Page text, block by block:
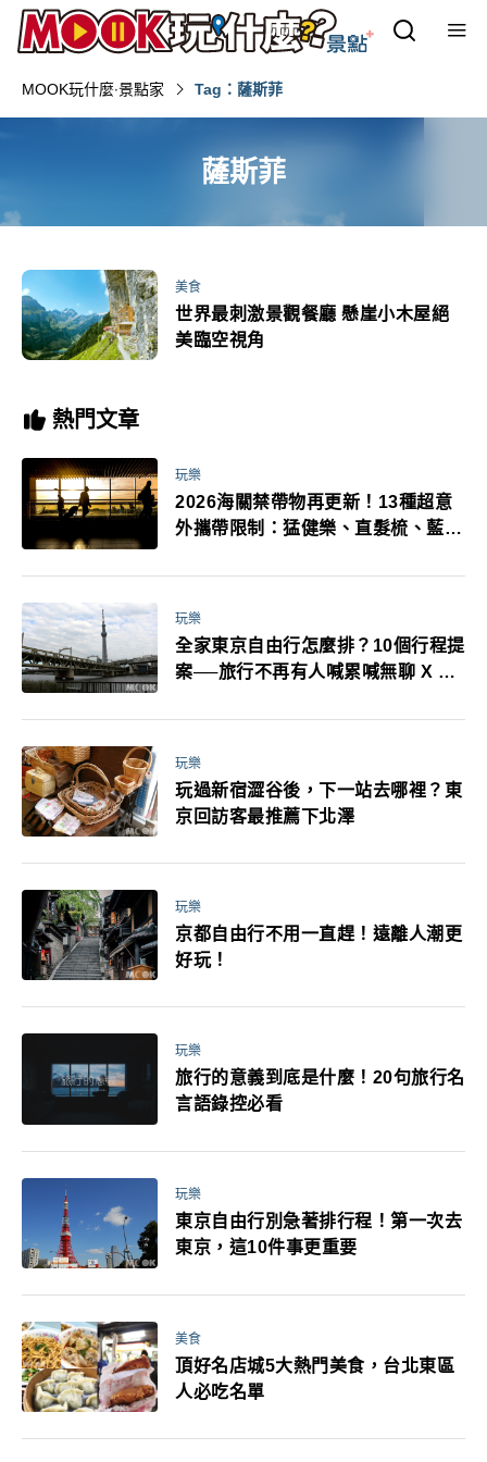
MOOK玩什麼‧景點家 Tag：薩斯菲
薩斯菲
美食
世界最刺激景觀餐廳 懸崖小木屋絕
美臨空視角
熱門文章
玩樂
2026海關禁帶物再更新！13種超意
外攜帶限制：猛健樂、直髮梳、藍牙
萬！注意事項一次看！
玩樂
全家東京自由行怎麼排？10個行程提
案──旅行不再有人喊累喊無聊 X 爸
玩樂
玩過新宿澀谷後，下一站去哪裡？東
京回訪客最推薦下北澤
玩樂
京都自由行不用一直趕！遠離人潮更
好玩！
玩樂
旅行的意義到底是什麼！20句旅行名
言語錄控必看
玩樂
東京自由行別急著排行程！第一次去
東京，這10件事更重要
美食
頂好名店城5大熱門美食，台北東區
人必吃名單